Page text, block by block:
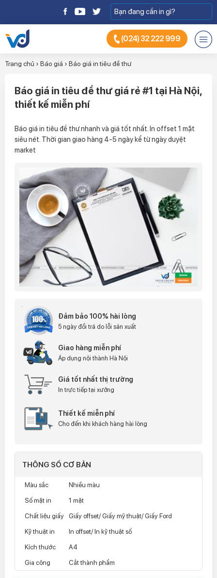
(024) 32 222 999
Trang chủ › Báo giá › Báo giá in tiêu đề thư
Báo giá in tiêu đề thư giá rẻ #1 tại Hà Nội,
thiết kế miễn phí
Báo giá in tiêu đề thư nhanh và giá tốt nhất. In offset 1 mặt
siêu nét. Thời gian giao hàng 4-5 ngày kể từ ngày duyệt
market
Đảm bảo 100% hài lòng
5 ngày đổi trả do lỗi sản xuất
Giao hàng miễn phí
Áp dụng nội thành Hà Nội
Giá tốt nhất thị trường
In trực tiếp tại xưởng
Thiết kế miễn phí
Cho đến khi khách hàng hài lòng
THÔNG SỐ CƠ BẢN
Màu sắc
Nhiều màu
Số mặt in
1 mặt
Chất liệu giấy
Giấy offset/ Giấy mỹ thuật/ Giấy Ford
Kỹ thuật in
In offset/ In kỹ thuật số
Kích thước
A4
Gia công
Cắt thành phẩm